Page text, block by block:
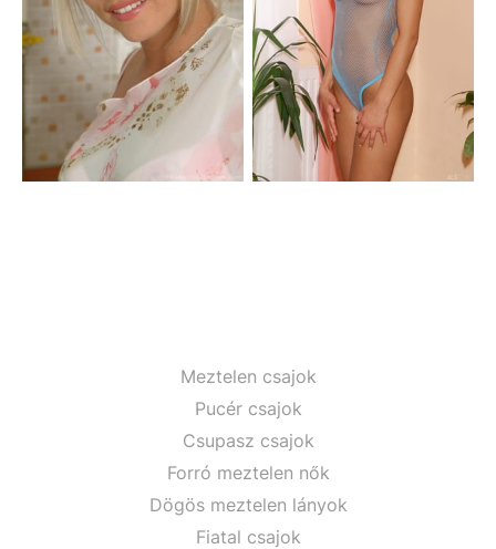
Meztelen csajok
Pucér csajok
Csupasz csajok
Forró meztelen nők
Dögös meztelen lányok
Fiatal csajok